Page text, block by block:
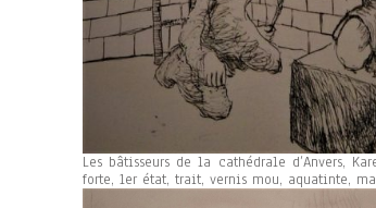
Les bâtisseurs de la cathédrale d’Anvers,
forte, 1er état, trait, vernis mou, aquatinte,